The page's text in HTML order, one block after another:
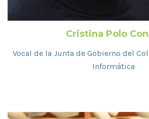
Cristina Polo
Vocal de la Junta de Gobierno del
Informática